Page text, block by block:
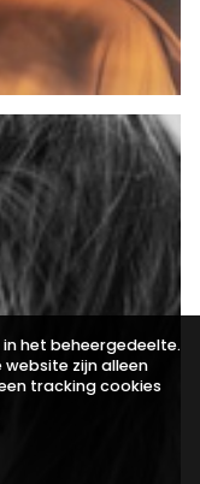
het beheergedeelte.
zijn alleen
tracking cookies